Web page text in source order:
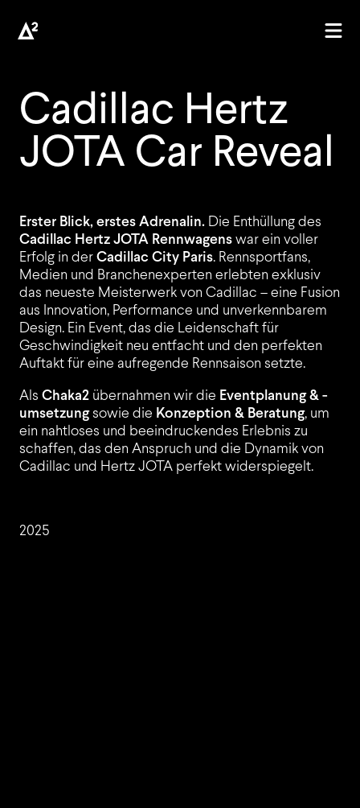
PROJEKTE
Cadillac Hertz
JOTA Car Reveal
Erster Blick, erstes Adrenalin. Die Enthüllung des
Cadillac Hertz JOTA Rennwagenswar ein voller
Erfolg in derCadillac City Paris. Rennsportfans,
Medien und Branchenexperten erlebten exklusiv
das neueste Meisterwerk von Cadillac – eine Fusion
aus Innovation, Performance und unverkennbarem
Design. Ein Event, das die Leidenschaft für
Geschwindigkeit neu entfacht und den perfekten
Auftakt für eine aufregende Rennsaison setzte.
Als Chaka2 übernahmen wir die Eventplanung & -
umsetzungsowie die Konzeption & Beratung, um
ein nahtloses und beeindruckendes Erlebnis zu
schaffen, das den Anspruch und die Dynamik von
Cadillac und Hertz JOTA perfekt widerspiegelt.
2025